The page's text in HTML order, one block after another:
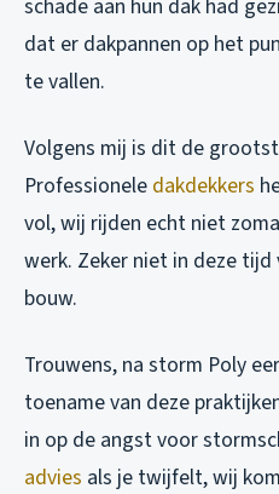
schade aan hun dak had
dat er dakpannen op het
te vallen.
Volgens mij is dit de
Professionele dakdekkers
vol, wij rijden echt niet
werk. Zeker niet in deze
bouw.
Trouwens, na storm Poly
toename van deze
in op de angst voor
advies als je twijfelt, wij